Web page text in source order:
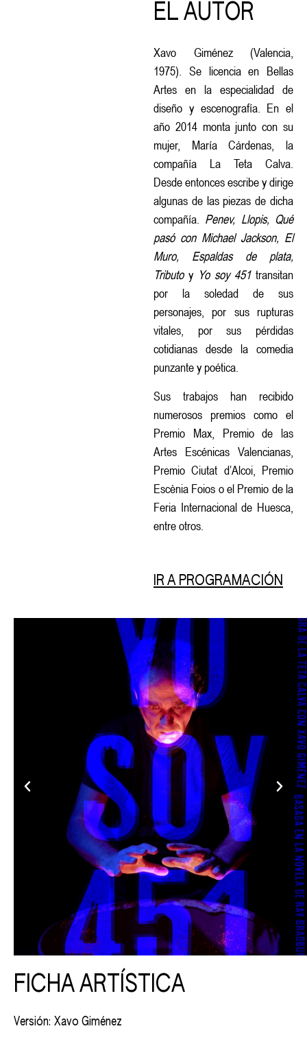
EL AUTOR
Xavo Giménez (Valencia,
1975). Se licencia en Bellas
Artes en la especialidad de
diseño y escenografía. En el
año 2014 monta junto con su
mujer, María Cárdenas, la
compañía La Teta Calva.
Desde entonces escribe y dirige
algunas de las piezas de dicha
compañía. Penev, Llopis, Qué
pasó con Michael Jackson, El
Muro, Espaldas de plata,
Tributo yYo soy 451transitan
por la soledad de sus
personajes, por sus rupturas
vitales, por sus pérdidas
cotidianas desde la comedia
punzante y poética.
Sus trabajos han recibido
numerosos premios como el
Premio Max, Premio de las
Artes Escénicas Valencianas,
Premio Ciutat d’Alcoi, Premio
Escènia Foios o el Premio de la
Feria Internacional de Huesca,
entre otros.
IR A PROGRAMACIÓN
FICHA ARTÍSTICA
Versión: Xavo Giménez